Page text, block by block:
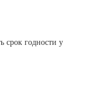
срок годности у